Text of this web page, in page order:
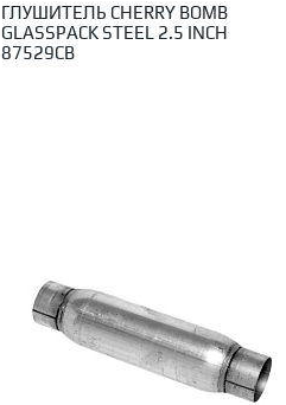
ГЛУШИТЕЛЬ CHERRY BOMB
GLASSPACK STEEL 2.5 INCH
87529CB